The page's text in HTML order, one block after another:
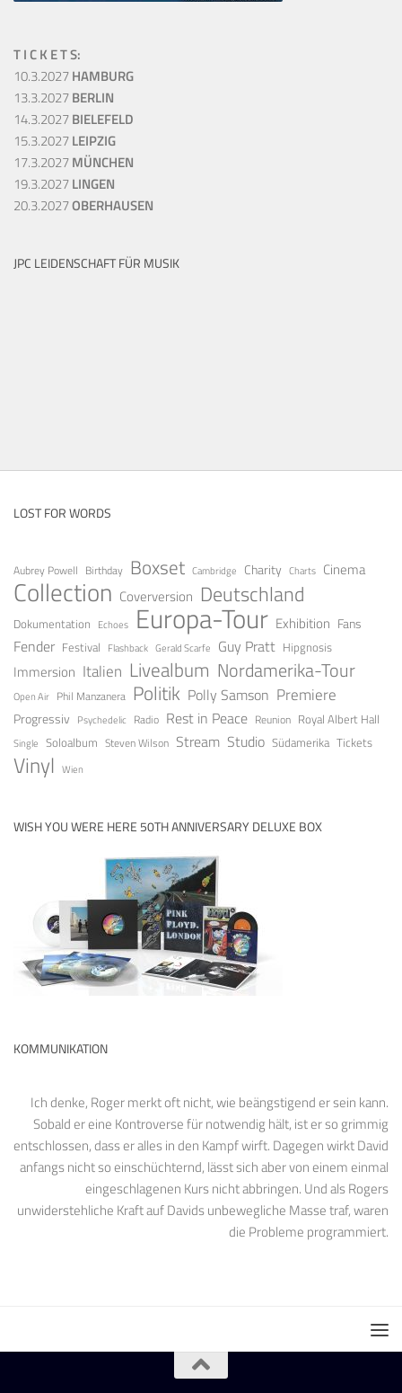
T I C K E T S:
10.3.2027HAMBURG
13.3.2027BERLIN
14.3.2027BIELEFELD
15.3.2027LEIPZIG
17.3.2027MÜNCHEN
19.3.2027LINGEN
20.3.2027OBERHAUSEN
JPC LEIDENSCHAFT FÜR MUSIK
LOST FOR WORDS
Aubrey Powell Birthday Boxset Cambridge Charity Charts Cinema
Collection Coverversion Deutschland
Dokumentation Echoes Europa-Tour Exhibition Fans
Fender Festival Flashback Gerald Scarfe Guy Pratt Hipgnosis
Immersion Italien Livealbum Nordamerika-Tour
Open Air Phil Manzanera Politik Polly Samson Premiere
Progressiv Psychedelic Radio Rest in Peace Reunion Royal Albert Hall
Single Soloalbum Steven Wilson Stream Studio Südamerika Tickets
Vinyl Wien
WISH YOU WERE HERE 50TH ANNIVERSARY DELUXE BOX
KOMMUNIKATION
Ich denke, Roger merkt oft nicht, wie beängstigend er sein kann.
Sobald er eine Kontroverse für notwendig hält, ist er so grimmig
entschlossen, dass er alles in den Kampf wirft. Dagegen wirkt David
anfangs nicht so einschüchternd, lässt sich aber von einem einmal
eingeschlagenen Kurs nicht abbringen. Und als Rogers
unwiderstehliche Kraft auf Davids unbewegliche Masse traf, waren
die Probleme programmiert.